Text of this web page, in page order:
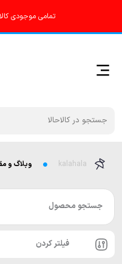
تمامی موجودی
kalahala وبلاگ و
جستجو محصول
فیلتر کردن